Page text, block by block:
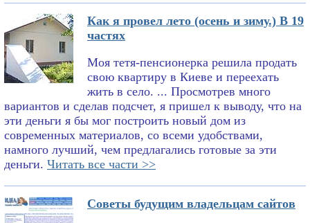
Как я провел лето (осень и зиму.) В 19
частях
Моя тетя-пенсионерка решила продать
свою квартиру в Киеве и переехать
жить в село. ... Просмотрев много
вариантов и сделав подсчет, я пришел к выводу, что на
эти деньги я бы мог построить новый дом из
современных материалов, со всеми удобствами,
намного лучший, чем предлагались готовые за эти
деньги. Читать все части >>
Советы будущим владельцам сайтов